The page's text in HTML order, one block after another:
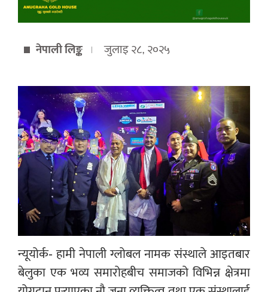
नेपाली लिङ्क जुलाइ २८, २०२५
न्यूयोर्क- हामी नेपाली ग्लोबल नामक संस्थाले आइतबार
बेलुका एक भव्य समारोहबीच समाजको विभिन्न क्षेत्रमा